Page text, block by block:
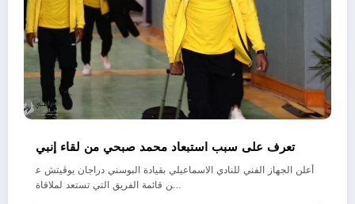
تعرف على سبب استبعاد محمد صبحي من لقاء إنبي
أعلن الجهاز الفني للنادي الاسماعيلي بقيادة البوسني دراجان يوڤيتش ع
ن قائمة الفريق التي تستعد لملاقاة…